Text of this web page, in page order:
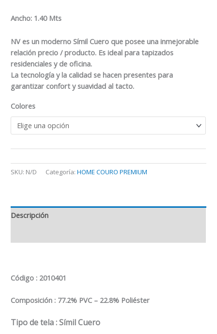
Ancho: 1.40 Mts
NV es un moderno Símil Cuero que posee una inmejorable
relación precio / producto. Es ideal para tapizados
residenciales y de oficina.
La tecnología y la calidad se hacen presentes para
garantizar confort y suavidad al tacto.
Colores
SKU: N/D Categoría:HOME COURO PREMIUM
Descripción
Código : 2010401
Composición : 77.2% PVC – 22.8% Poliéster
Tipo de tela: Símil Cuero